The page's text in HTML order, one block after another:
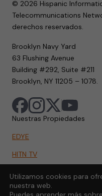
© 2026 Hispanic
Telecommunications
derechos reservados.
Brooklyn Navy Yard
63 Flushing Avenue
Building #292, Suite #211
Brooklyn, NY 11205 – 1078.
Nuestras Propiedades
EDYE
HITN TV
HITN.ORG
HITN GO
Utilizamos cookies para
nuestra web.